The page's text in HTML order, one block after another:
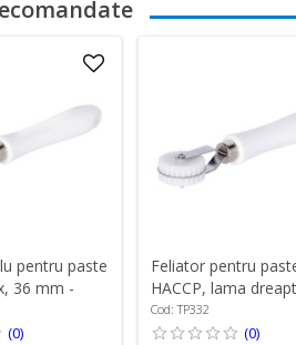
pentru paste
36 mm -
(0)
Feliator pentru
HACCP, lama
latime 14 mm -
Cod: TP332
(0)